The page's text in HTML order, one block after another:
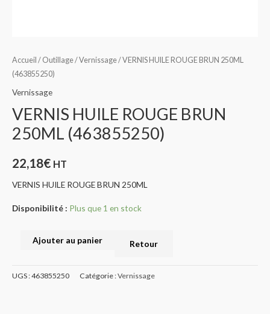
Accueil / Outillage/Vernissage/ VERNIS HUILE ROUGE BRUN 250ML
(463855250)
Vernissage
VERNIS HUILE ROUGE BRUN
250ML (463855250)
22,18€ HT
VERNIS HUILE ROUGE BRUN 250ML
Disponibilité : Plus que 1 en stock
Ajouter au panier Retour
UGS :463855250 Catégorie :Vernissage